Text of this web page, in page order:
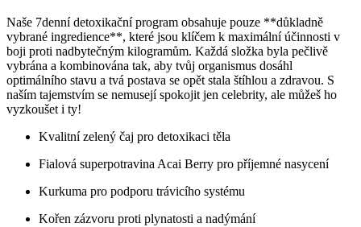
Naše 7denní detoxikační program obsahuje pouze **důkladně
vybrané ingredience**, které jsou klíčem k maximální účinnosti v
boji proti nadbytečným kilogramům. Každá složka byla pečlivě
vybrána a kombinována tak, aby tvůj organismus dosáhl
optimálního stavu a tvá postava se opět stala štíhlou a zdravou. S
naším tajemstvím se nemusejí spokojit jen celebrity, ale můžeš ho
vyzkoušet i ty!
Kvalitní zelený čaj pro detoxikaci těla
Fialová superpotravina Acai Berry pro příjemné nasycení
Kurkuma pro podporu trávicího systému
Kořen zázvoru proti plynatosti a nadýmání